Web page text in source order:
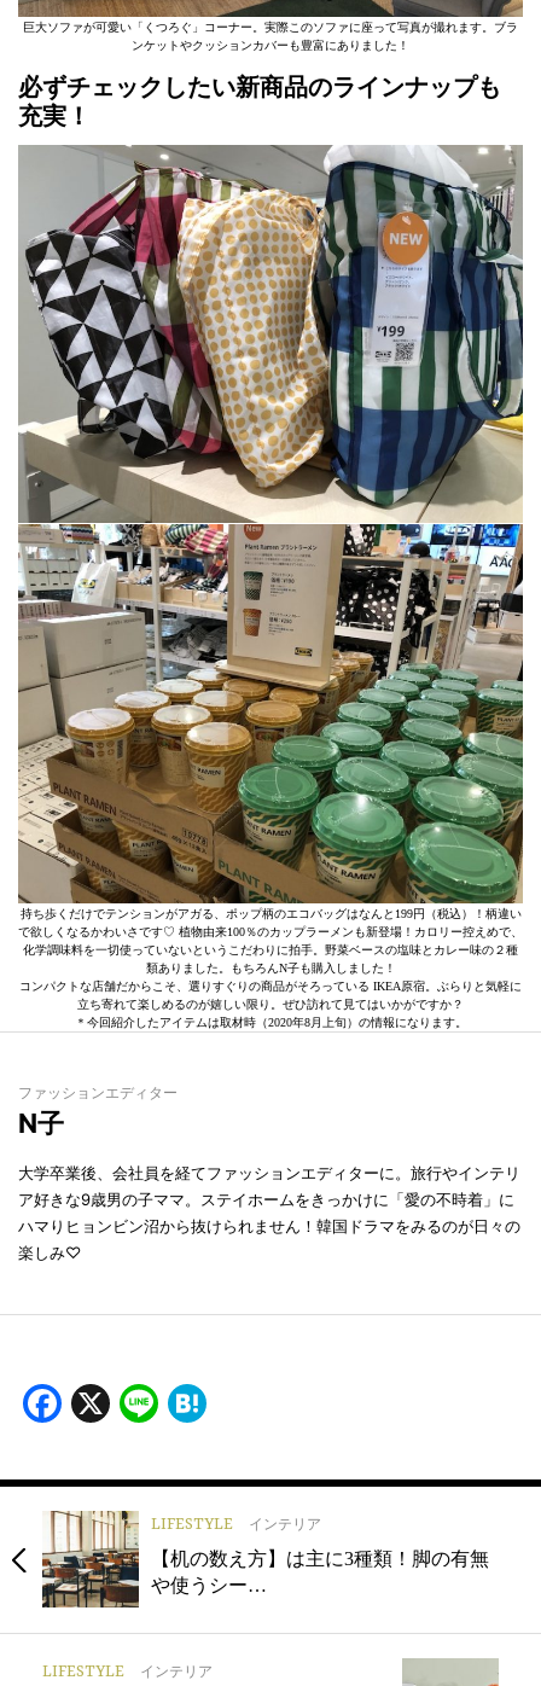
巨大ソファが可愛い「くつろぐ」コーナー。実際このソファに座って写真が撮れます。ブラ
ンケットやクッションカバーも豊富にありました！
必ずチェックしたい新商品のラインナップも
充実！
持ち歩くだけでテンションがアガる、ポップ柄のエコバッグはなんと199円（税込）！柄違い
で欲しくなるかわいさです♡ 植物由来100％のカップラーメンも新登場！カロリー控えめで、
化学調味料を一切使っていないというこだわりに拍手。野菜ベースの塩味とカレー味の２種
類ありました。もちろんN子も購入しました！
コンパクトな店舗だからこそ、選りすぐりの商品がそろっている IKEA原宿。ぶらりと気軽に
立ち寄れて楽しめるのが嬉しい限り。ぜひ訪れて見てはいかがですか？
＊今回紹介したアイテムは取材時（2020年8月上旬）の情報になります。
ファッションエディター
N子
大学卒業後、会社員を経てファッションエディターに。旅行やインテリ
ア好きな9歳男の子ママ。ステイホームをきっかけに「愛の不時着」に
ハマりヒョンビン沼から抜けられません！韓国ドラマをみるのが日々の
楽しみ♡
Facebook
X Line
LIFESTYLE インテリア
【机の数え方】は主に3種類！脚の有無
や使うシー…
LIFESTYLE インテリア